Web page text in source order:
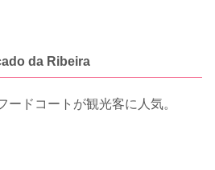
da Ribeira
ードコートが観光客に人気。